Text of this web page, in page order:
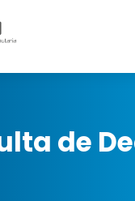
de